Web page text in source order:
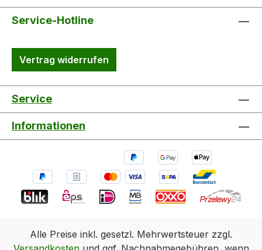
Service-Hotline
Vertrag widerrufen
Service
Informationen
Alle Preise inkl. gesetzl. Mehrwertsteuer zzgl.